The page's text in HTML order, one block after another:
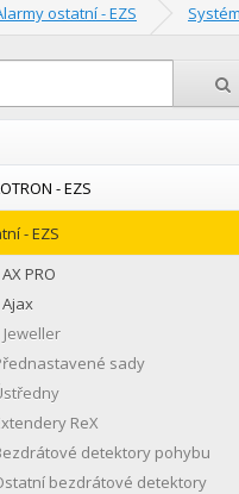
ostatní - EZS
- EZS
- EZS
PRO
sady
ReX
detektory pohybu
bezdrátové detektory